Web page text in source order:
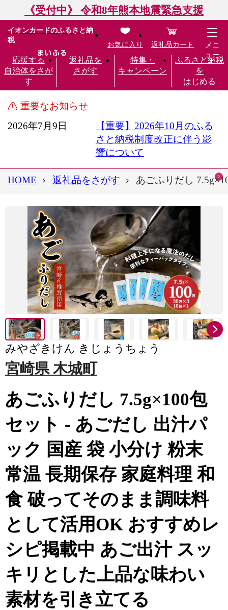
《受付中》 令和8年熊本地震緊急支援
イオンカードのふるさと納
税
応援する
自治体をさが
す
返礼品を
さがす
特集・
キャンペーン
ふるさと納税
を
はじめる
お気に入り 返礼品カート
メニ
ュー
重要なお知らせ
2026年7月9日
【重要】2026年10月のふる
さと納税制度改正に伴う影
響について
HOME 返礼品をさがす あごふりだし
みやざきけん きじょうちょう
宮崎県 木城町
あごふりだし 7.5g×100包
セット - あごだし 出汁パ
ック 国産 袋 小分け 粉末
常温 長期保存 家庭料理 和
食 破ってそのまま調味料
として活用OK おすすめレ
シピ掲載中 あご出汁 スッ
キリとした上品な味わい
素材を引き立てる